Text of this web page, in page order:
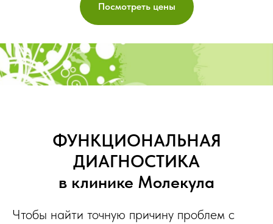
Посмотреть цены
ФУНКЦИОНАЛЬНАЯ
ДИАГНОСТИКА
в клинике Молекула
Чтобы найти точную причину проблем с